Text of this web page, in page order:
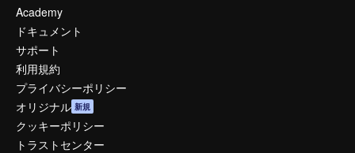
Academy
ドキュメント
サポート
利用規約
プライバシーポリシー
オリジナル 新規
クッキーポリシー
トラストセンター